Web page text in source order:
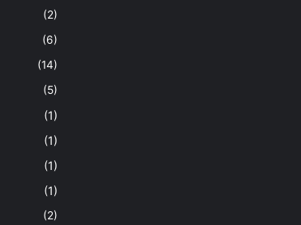
(2)
(6)
(14)
(5)
(1)
(1)
(1)
(1)
(2)